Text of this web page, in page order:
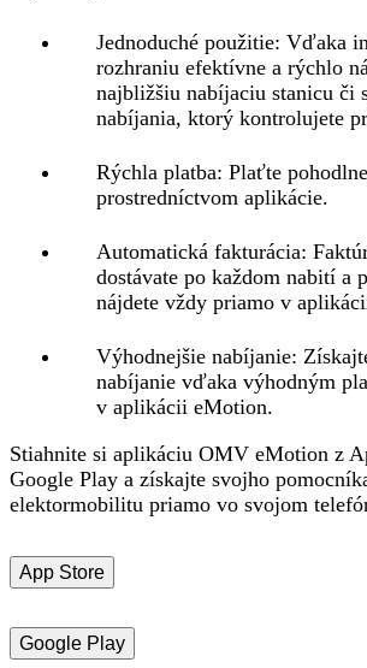
Jednoduché použitie: Vďaka
rozhraniu efektívne a rýchlo
najbližšiu nabíjaciu stanicu či
nabíjania, ktorý kontrolujete
Rýchla platba: Plaťte
prostredníctvom aplikácie.
Automatická fakturácia:
dostávate po každom nabití a
nájdete vždy priamo v
Výhodnejšie nabíjanie:
nabíjanie vďaka výhodným
v aplikácii eMotion.
Stiahnite si aplikáciu OMV eMotion z
Google Play a získajte svojho
elektormobilitu priamo vo svojom
App Store
Google Play